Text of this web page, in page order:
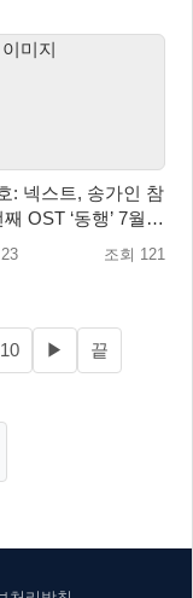
: 넥스트, 송가인 참
OST ‘동행’ 7월
조회 121
10 ▶ 끝